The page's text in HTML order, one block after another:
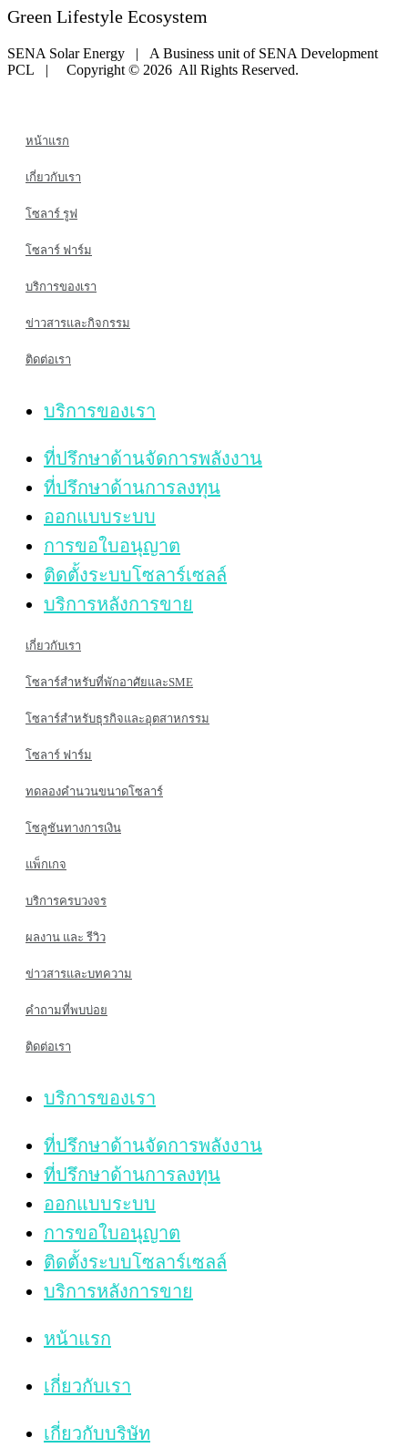
Green Lifestyle Ecosystem
SENA Solar Energy | A Business unit of SENA Development
PCL | Copyright © 2026 All Rights Reserved.
หน้าแรก
เกี่ยวกับเรา
โซลาร์ รูฟ
โซลาร์ ฟาร์ม
บริการของเรา
ข่าวสารและกิจกรรม
ติดต่อเรา
บริการของเรา
ที่ปรึกษาด้านจัดการพลังงาน
ที่ปรึกษาด้านการลงทุน
ออกแบบระบบ
การขอใบอนุญาต
ติดตั้งระบบโซลาร์เซลล์
บริการหลังการขาย
เกี่ยวกับเรา
โซลาร์สำหรับที่พักอาศัยและSME
โซลาร์สำหรับธุรกิจและอุตสาหกรรม
โซลาร์ ฟาร์ม
ทดลองคำนวนขนาดโซลาร์
โซลูชันทางการเงิน
แพ็กเกจ
บริการครบวงจร
ผลงาน และ รีวิว
ข่าวสารและบทความ
คำถามที่พบบ่อย
ติดต่อเรา
บริการของเรา
ที่ปรึกษาด้านจัดการพลังงาน
ที่ปรึกษาด้านการลงทุน
ออกแบบระบบ
การขอใบอนุญาต
ติดตั้งระบบโซลาร์เซลล์
บริการหลังการขาย
หน้าแรก
เกี่ยวกับเรา
เกี่ยวกับบริษัท